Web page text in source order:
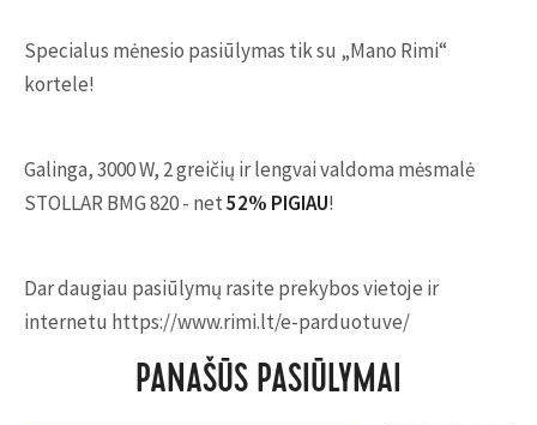
Specialus mėnesio pasiūlymas tik su „Mano Rimi“
kortele!
Galinga, 3000 W, 2 greičių ir lengvai valdoma mėsmalė
STOLLAR BMG 820 - net52% PIGIAU!
Dar daugiau pasiūlymų rasite prekybos vietoje ir
internetu https://www.rimi.lt/e-parduotuve/
PANAŠŪS PASIŪLYMAI